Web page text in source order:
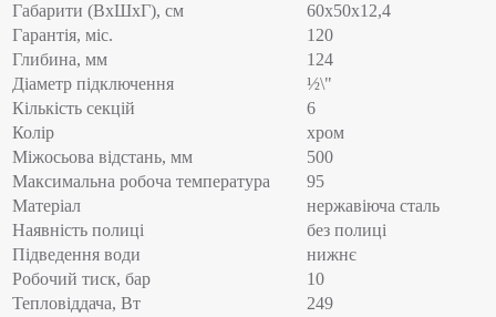
Габарити (ВхШхГ), см
60x50x12,4
Гарантія, міс.
120
Глибина, мм
124
Діаметр підключення
½\"
Кількість секцій
6
Колір
хром
Міжосьова відстань, мм
500
Максимальна робоча температура
95
Матеріал
нержавіюча сталь
Наявність полиці
без полиці
Підведення води
нижнє
Робочий тиск, бар
10
Тепловіддача, Вт
249